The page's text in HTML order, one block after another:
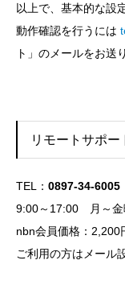
以上で、基本的な設
動作確認を行うには
ト」のメールをお送
リモートサポー
TEL： 0897-34-6005
9:00～17:00 月～金
nbn会員価格：
ご利用の方はメール